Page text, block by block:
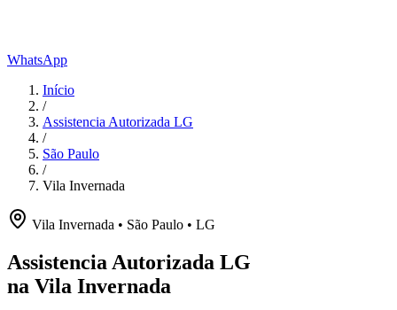
WhatsApp
Início
/
Assistencia Autorizada LG
/
São Paulo
/
Vila Invernada
Vila Invernada • São Paulo • LG
Assistencia Autorizada LG
na Vila Invernada